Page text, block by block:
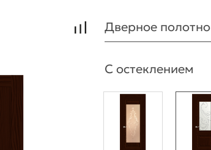
Дверное полотно
С остеклением